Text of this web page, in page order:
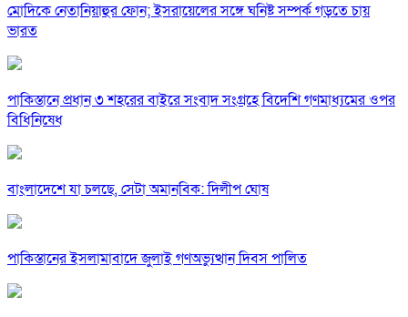
মোদিকে নেতানিয়াহুর ফোন; ইসরায়েলের সঙ্গে ঘনিষ্ট সম্পর্ক গড়তে চায়
ভারত
পাকিস্তানে প্রধান ৩ শহরের বাইরে সংবাদ সংগ্রহে বিদেশি গণমাধ্যমের ওপর
বিধিনিষেধ
বাংলাদেশে যা চলছে, সেটা অমানবিক: দিলীপ ঘোষ
পাকিস্তানের ইসলামাবাদে জুলাই গণঅভ্যুত্থান দিবস পালিত